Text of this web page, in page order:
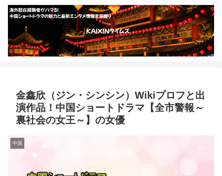
金鑫欣（ジン・シンシン）Wikiプロフと出
演作品！中国ショートドラマ【全市警報～
裏社会の女王～】の女優
中国